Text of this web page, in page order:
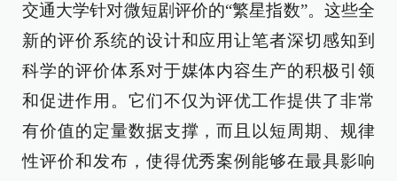
交通大学针对微短剧评价的“繁星指数”。这些全
新的评价系统的设计和应用让笔者深切感知到
科学的评价体系对于媒体内容生产的积极引领
和促进作用。它们不仅为评优工作提供了非常
有价值的定量数据支撑，而且以短周期、规律
性评价和发布，使得优秀案例能够在最具影响